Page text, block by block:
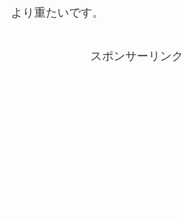
より重たいです。
スポンサーリンク